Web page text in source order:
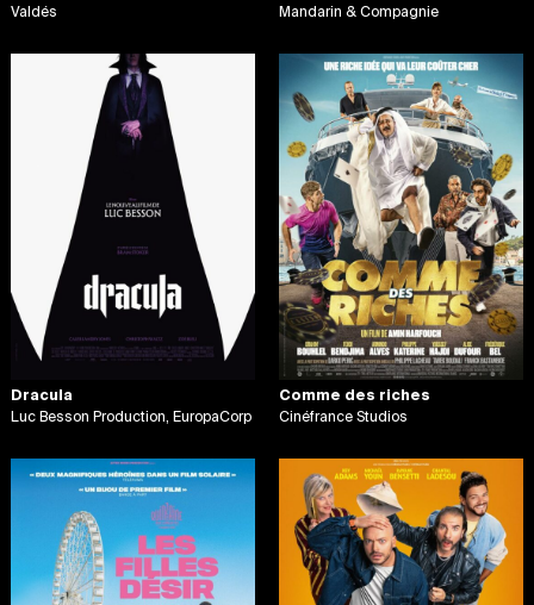
Valdés
Mandarin & Compagnie
Dracula
Luc Besson Production, EuropaCorp
Comme des riches
Cinéfrance Studios